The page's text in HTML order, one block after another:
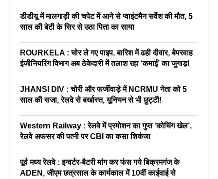
डीडीयू में मालगाड़ी की चपेट में आने से प्वाइंटमैन सर्वेश की मौत, 5
साल की बेटी के सिर से उठा पिता का साया
ROURKELA : चोर ले गए पाइप, बारिश में ढही दीवार, बेपरवाह
इंजीनियरिंग विभाग अब ठेकेदारी में तलाश रहा ‘कमाई’ का जुगाड़!
JHANSI DIV : चोरी और फर्जीवाड़े में NCRMU नेता को 5
साल की सजा, रेलवे से बर्खास्त, यूनियन से भी छुट्टी!
Western Railway : रेलवे में प्रमोशन का गुप्त ‘कोचिंग खेल’,
रेलवे अफसर की पत्नी पर CBI का कसा शिकंजा
पूर्व मध्य रेलवे : इन्वर्टर-बैटरी मांग कर फंस गये बिक्रमगंज के
ADEN, जीएम छत्रसाल के कार्यकाल में 10वीं काईवाई से